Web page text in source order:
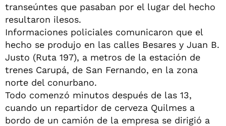
transeúntes que pasaban por el lugar del hecho
resultaron ilesos.
Informaciones policiales comunicaron que el
hecho se produjo en las calles Besares y Juan B.
Justo (Ruta 197), a metros de la estación de
trenes Carupá, de San Fernando, en la zona
norte del conurbano.
Todo comenzó minutos después de las 13,
cuando un repartidor de cerveza Quilmes a
bordo de un camión de la empresa se dirigió a